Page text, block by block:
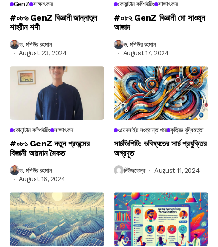
GenZ সাক্ষাৎকার
#০৮৬ GenZ বিজ্ঞানী জান্নাতুল
শাহরীন শশী
ড. মশিউর রহমান
August 23, 2024
কোয়ান্টাম কম্পিউটিং সাক্ষাৎকার
#০৮২ GenZ বিজ্ঞানী মো সাওমুন
আজাদ
ড. মশিউর রহমান
August 17, 2024
কোয়ান্টাম কম্পিউটিং সাক্ষাৎকার
#০৮১ GenZ নতুন প্রজন্মের
বিজ্ঞানী আরমান সৈকত
ড. মশিউর রহমান
August 16, 2024
ওয়েবসাইট সংক্রান্ত খবর কৃত্রিম বুদ্ধিমত্তা
সার্চজিপিটি: ভবিষ্যতের সার্চ প্রযুক্তির
অগ্রদূত
নিউজডেস্ক August 11, 2024